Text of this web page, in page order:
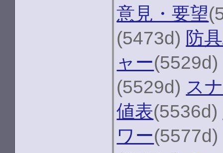
意見・要望
(5473d) 防
ャー(5529d)
(5529d) ス
値表(5536d)
ワー(5577d)